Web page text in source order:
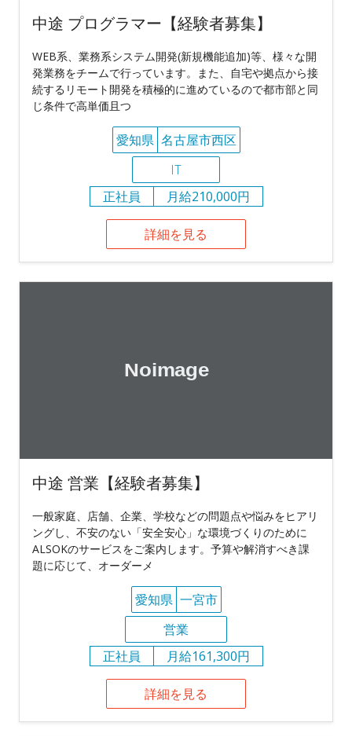
中途 プログラマー【経験者募集】
WEB系、業務系システム開発(新規機能追加)等、様々な開
発業務をチームで行っています。また、自宅や拠点から接
続するリモート開発を積極的に進めているので都市部と同
じ条件で高単価且つ
愛知県 名古屋市西区
IT
正社員
月給210,000円
詳細を見る
中途 営業【経験者募集】
一般家庭、店舗、企業、学校などの問題点や悩みをヒアリ
ングし、不安のない「安全安心」な環境づくりのために
ALSOKのサービスをご案内します。予算や解消すべき課
題に応じて、オーダーメ
愛知県 一宮市
営業
正社員
月給161,300円
詳細を見る